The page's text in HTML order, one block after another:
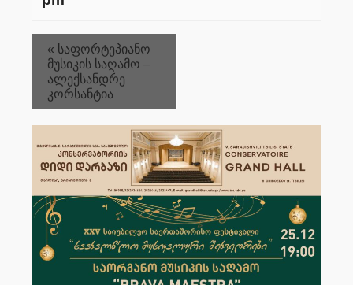
« საფორტეპიანო
მუსიკის საღამო –
ალექსანდრე
კორსანტია